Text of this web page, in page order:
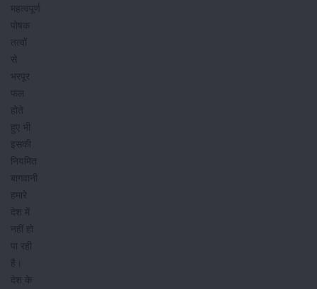
महत्वपूर्ण
पोषक
तत्वों
से
भरपूर
फल
होते
हुए भी
इसकी
नियमित
बागवानी
हमारे
देश में
नहीं हो
पा रही
है।
देश के